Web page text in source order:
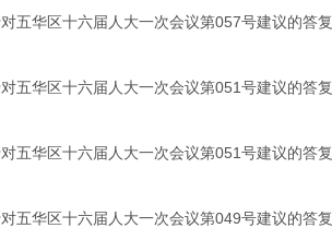
五华区十六届人大一次会议第057号建议的答复
五华区十六届人大一次会议第051号建议的答复
五华区十六届人大一次会议第051号建议的答复
五华区十六届人大一次会议第049号建议的答复